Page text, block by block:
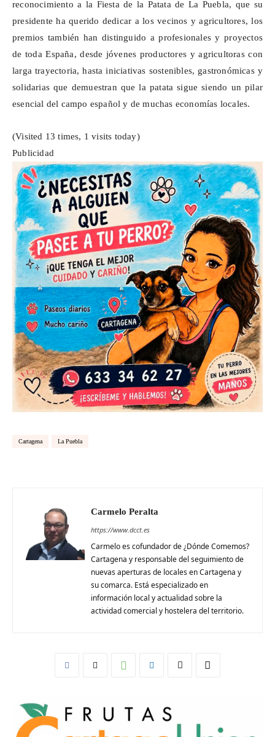
reconocimiento a la Fiesta de la Patata de La Puebla, que su
presidente ha querido dedicar a los vecinos y agricultores, los
premios también han distinguido a profesionales y proyectos
de toda España, desde jóvenes productores y agricultoras con
larga trayectoria, hasta iniciativas sostenibles, gastronómicas y
solidarias que demuestran que la patata sigue siendo un pilar
esencial del campo español y de muchas economías locales.
(Visited 13 times, 1 visits today)
Publicidad
Cartagena La Puebla
Carmelo Peralta
https://www.dcct.es
Carmelo es cofundador de ¿Dónde Comemos?
Cartagena y responsable del seguimiento de
nuevas aperturas de locales en Cartagena y
su comarca. Está especializado en
información local y actualidad sobre la
actividad comercial y hostelera del territorio.